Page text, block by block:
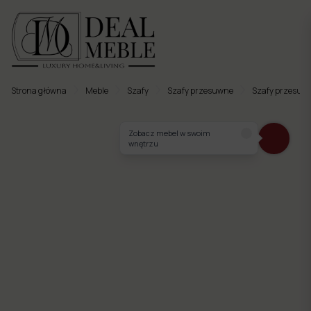
Strona główna Meble Szafy Szafy przesuwne Szafy
Zobacz mebel w swoim
wnętrzu